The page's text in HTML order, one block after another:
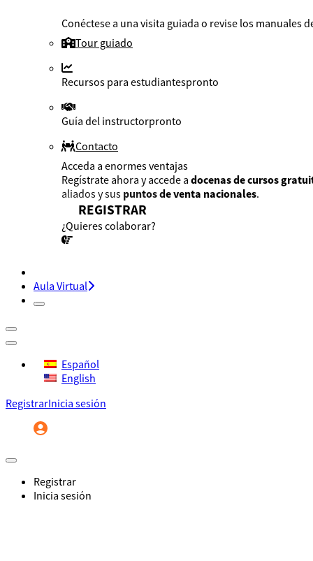
Conéctese a una visita guiada o revise los
Tour guiado
Recursos para estudiantespronto
Guía del instructorpronto
Contacto
Acceda a enormes ventajas
Regístrate ahora y accede a docenas de cursos
aliados y sus puntos de venta nacionales.
REGISTRAR
¿Quieres colaborar?
Aula Virtual
Español
English
RegistrarInicia sesión
Registrar
Inicia sesión